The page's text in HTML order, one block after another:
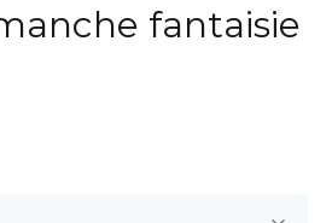
fantaisie